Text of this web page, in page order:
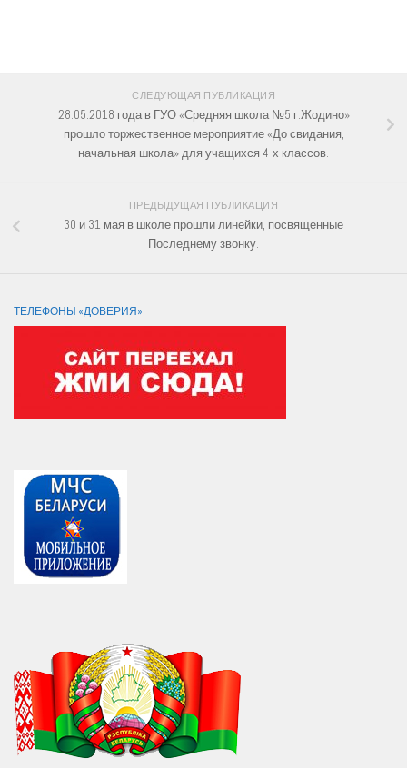
СЛЕДУЮЩАЯ ПУБЛИКАЦИЯ
28.05.2018 года в ГУО «Средняя школа №5 г.Жодино»
прошло торжественное мероприятие «До свидания,
начальная школа» для учащихся 4-х классов.
ПРЕДЫДУЩАЯ ПУБЛИКАЦИЯ
30 и 31 мая в школе прошли линейки, посвященные
Последнему звонку.
ТЕЛЕФОНЫ «ДОВЕРИЯ»